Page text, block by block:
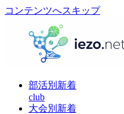
コンテンツへスキップ
部活別新着
club
大会別新着